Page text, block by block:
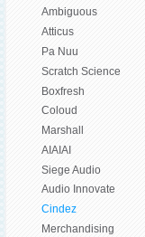
Ambiguous
Atticus
Pa Nuu
Scratch Science
Boxfresh
Coloud
Marshall
AIAIAI
Siege Audio
Audio Innovate
Cindez
Merchandising